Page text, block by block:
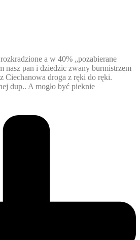
a w 40% „pozabierane
nasz pan i dziedzic zwany burmistrzem
Ciechanowa droga z ręki do ręki.
dup.. A mogło być pieknie